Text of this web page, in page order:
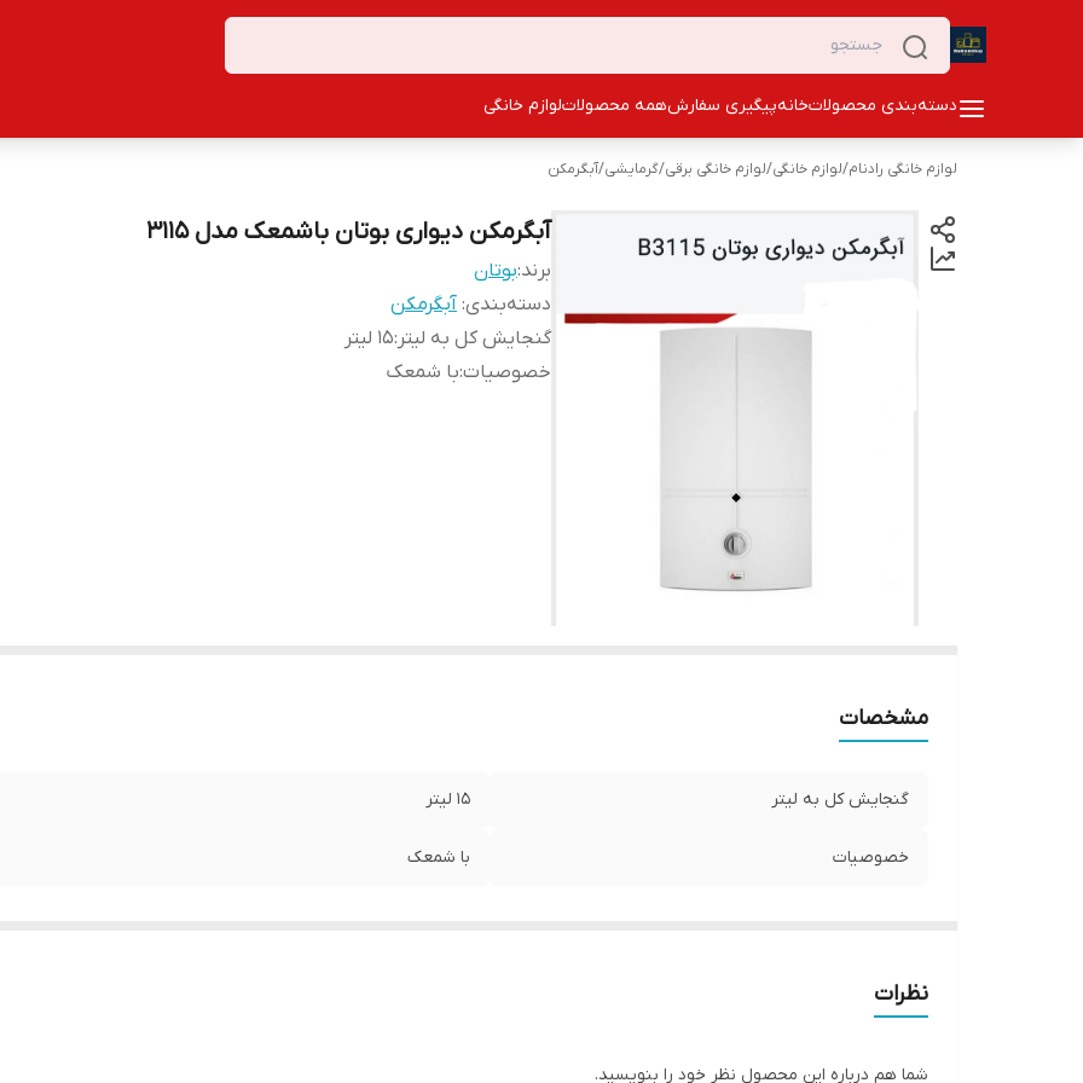
دسته‌بندی محصولاتخانهپیگیری سفارشهمه محصولاتلوازم خانگی
لوازم خانگی رادنام/لوازم خانگی/لوازم خانگی برقی/گرمایشی/آبگرمکن
آبگرمکن دیواری بوتان باشمعک مدل 3115
برند:بوتان
دسته‌بندی: آبگرمکن
گنجایش کل به لیتر :15 لیتر
خصوصیات:با شمعک
مشخصات
گنجایش کل به لیتر 15 لیتر
خصوصیات با شمعک
نظرات
شما هم درباره این محصول نظر خود را بنویسید.